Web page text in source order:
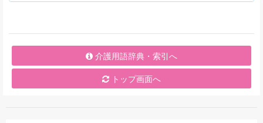
介護用語辞典・索引へ
トップ画面へ